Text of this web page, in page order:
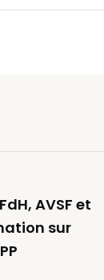
AVSF et
sur